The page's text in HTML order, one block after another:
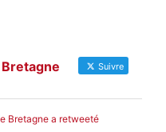
Suivre
Bretagne a retweeté